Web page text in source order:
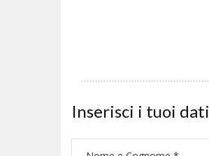
Inserisci i tuoi dati